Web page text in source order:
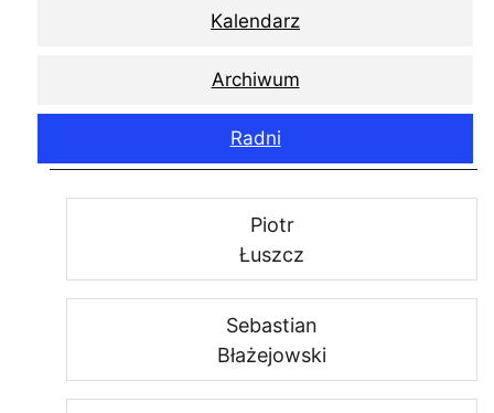
Kalendarz
Archiwum
Radni
Piotr
Łuszcz
Sebastian
Błażejowski